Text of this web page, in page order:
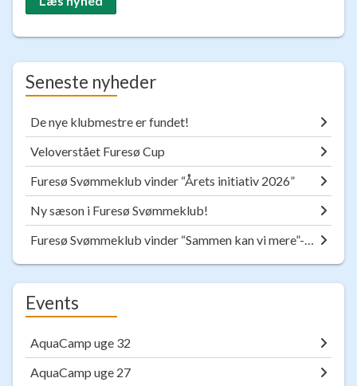
Seneste nyheder
De nye klubmestre er fundet!
Veloverstået Furesø Cup
Furesø Svømmeklub vinder “Årets initiativ 2026”
Ny sæson i Furesø Svømmeklub!
Furesø Svømmeklub vinder “Sammen kan vi mere”-Prisen
Events
AquaCamp uge 32
AquaCamp uge 27